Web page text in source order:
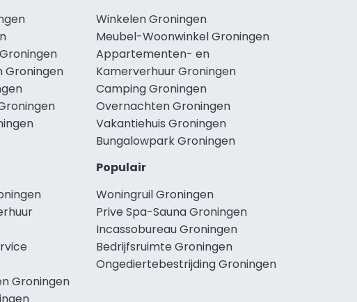
Groningen
Winkelen Groningen
Meubel-Woonwinkel Groningen
Appartementen- en
Kamerverhuur Groningen
Camping Groningen
Overnachten Groningen
Vakantiehuis Groningen
Bungalowpark Groningen
Groningen
Populair
Woningruil Groningen
Prive Spa-Sauna Groningen
Incassobureau Groningen
Bedrijfsruimte Groningen
Ongediertebestrijding Groningen